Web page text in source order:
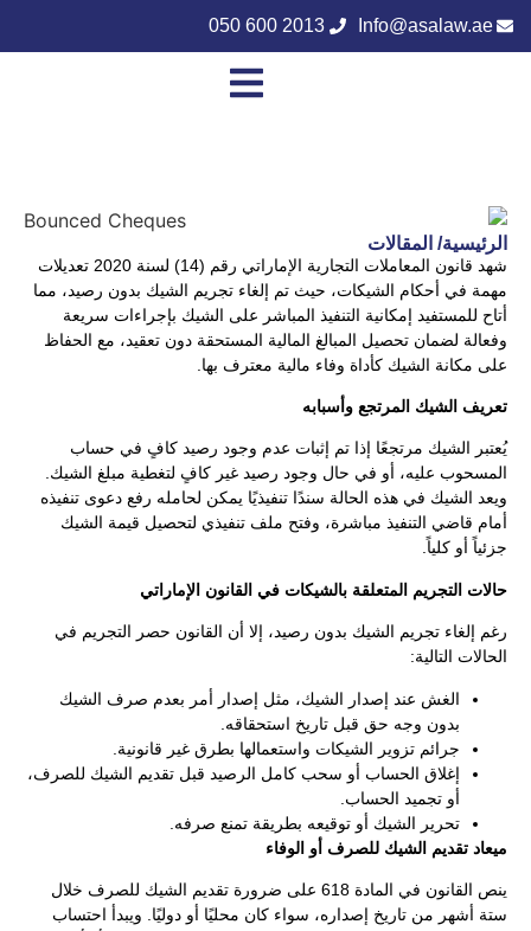
Info@asalaw.ae
050 600 2013
الرئيسية/ المقالات
شهد قانون المعاملات التجارية الإماراتي رقم (14) لسنة 2020 تعديلات
مهمة في أحكام الشيكات، حيث تم إلغاء تجريم الشيك بدون رصيد، مما
أتاح للمستفيد إمكانية التنفيذ المباشر على الشيك بإجراءات سريعة
وفعالة لضمان تحصيل المبالغ المالية المستحقة دون تعقيد، مع الحفاظ
على مكانة الشيك كأداة وفاء مالية معترف بها.
تعريف الشيك المرتجع وأسبابه
يُعتبر الشيك مرتجعًا إذا تم إثبات عدم وجود رصيد كافٍ في حساب
المسحوب عليه، أو في حال وجود رصيد غير كافٍ لتغطية مبلغ الشيك.
ويعد الشيك في هذه الحالة سندًا تنفيذيًا يمكن لحامله رفع دعوى تنفيذه
أمام قاضي التنفيذ مباشرة، وفتح ملف تنفيذي لتحصيل قيمة الشيك
جزئياً أو كلياً.
حالات التجريم المتعلقة بالشيكات في القانون الإماراتي
رغم إلغاء تجريم الشيك بدون رصيد، إلا أن القانون حصر التجريم في
الحالات التالية:
الغش عند إصدار الشيك، مثل إصدار أمر بعدم صرف الشيك
بدون وجه حق قبل تاريخ استحقاقه.
جرائم تزوير الشيكات واستعمالها بطرق غير قانونية.
إغلاق الحساب أو سحب كامل الرصيد قبل تقديم الشيك للصرف،
أو تجميد الحساب.
تحرير الشيك أو توقيعه بطريقة تمنع صرفه.
ميعاد تقديم الشيك للصرف أو الوفاء
ينص القانون في المادة 618 على ضرورة تقديم الشيك للصرف خلال
ستة أشهر من تاريخ إصداره، سواء كان محليًا أو دوليًا. ويبدأ احتساب